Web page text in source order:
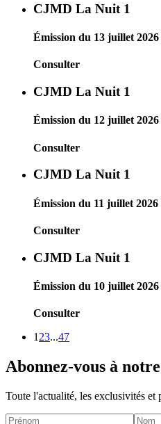
CJMD La Nuit 1
Émission du 13 juillet 2026
Consulter
CJMD La Nuit 1
Émission du 12 juillet 2026
Consulter
CJMD La Nuit 1
Émission du 11 juillet 2026
Consulter
CJMD La Nuit 1
Émission du 10 juillet 2026
Consulter
1 23...47
Abonnez-vous à
Toute l'actualité, les exclusivités et